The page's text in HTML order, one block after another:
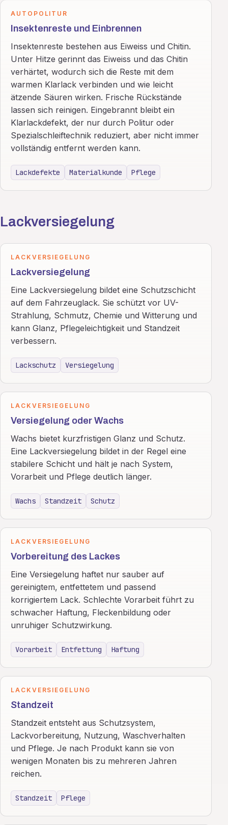
AUTOPOLITUR
Insektenreste und Einbrennen
Insektenreste bestehen aus Eiweiss und Chitin.
Unter Hitze gerinnt das Eiweiss und das Chitin
verhärtet, wodurch sich die Reste mit dem
warmen Klarlack verbinden und wie leicht
ätzende Säuren wirken. Frische Rückstände
lassen sich reinigen. Eingebrannt bleibt ein
Klarlackdefekt, der nur durch Politur oder
Spezialschleiftechnik reduziert, aber nicht immer
vollständig entfernt werden kann.
Lackdefekte Materialkunde Pflege
Lackversiegelung
LACKVERSIEGELUNG
Lackversiegelung
Eine Lackversiegelung bildet eine Schutzschicht
auf dem Fahrzeuglack. Sie schützt vor UV-
Strahlung, Schmutz, Chemie und Witterung und
kann Glanz, Pflegeleichtigkeit und Standzeit
verbessern.
Lackschutz Versiegelung
LACKVERSIEGELUNG
Versiegelung oder Wachs
Wachs bietet kurzfristigen Glanz und Schutz.
Eine Lackversiegelung bildet in der Regel eine
stabilere Schicht und hält je nach System,
Vorarbeit und Pflege deutlich länger.
Wachs Standzeit Schutz
LACKVERSIEGELUNG
Vorbereitung des Lackes
Eine Versiegelung haftet nur sauber auf
gereinigtem, entfettetem und passend
korrigiertem Lack. Schlechte Vorarbeit führt zu
schwacher Haftung, Fleckenbildung oder
unruhiger Schutzwirkung.
Vorarbeit Entfettung Haftung
LACKVERSIEGELUNG
Standzeit
Standzeit entsteht aus Schutzsystem,
Lackvorbereitung, Nutzung, Waschverhalten
und Pflege. Je nach Produkt kann sie von
wenigen Monaten bis zu mehreren Jahren
reichen.
Standzeit Pflege